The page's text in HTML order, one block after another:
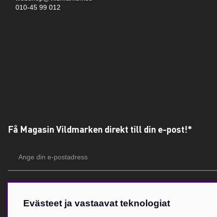
010-45 99 012
Få Magasin Vildmarken direkt till din e-post!*
postadress
Evästeet ja vastaavat teknologiat